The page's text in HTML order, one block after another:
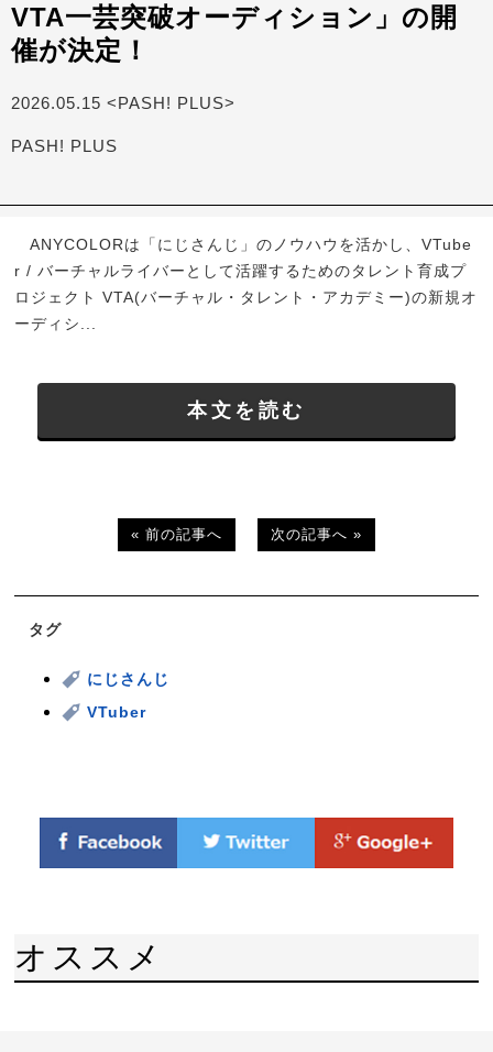
VTA一芸突破オーディション」の開
催が決定！
2026.05.15 <PASH! PLUS>
PASH! PLUS
ANYCOLORは「にじさんじ」のノウハウを活かし、VTube
r / バーチャルライバーとして活躍するためのタレント育成プ
ロジェクト VTA(バーチャル・タレント・アカデミー)の新規オ
ーディシ...
本文を読む
« 前の記事へ 次の記事へ »
タグ
にじさんじ
VTuber
オススメ